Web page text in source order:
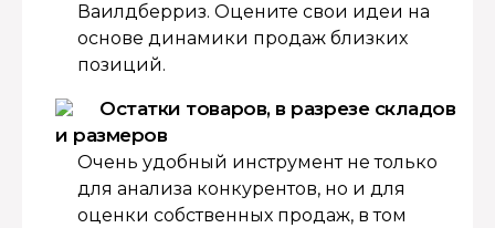
Ваилдберриз. Оцените свои идеи на
основе динамики продаж близких
позиций.
Остатки товаров, в разрезе складов
и размеров
Очень удобный инструмент не только
для анализа конкурентов, но и для
оценки собственных продаж, в том